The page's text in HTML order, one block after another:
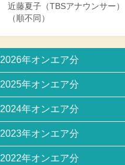
近藤夏子（TBSアナウンサー）
（順不同）
2026年オンエア分
2025年オンエア分
2024年オンエア分
2023年オンエア分
2022年オンエア分